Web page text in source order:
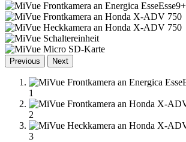
Previous Next
1
2
3